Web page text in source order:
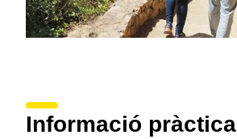
Informació pràctica